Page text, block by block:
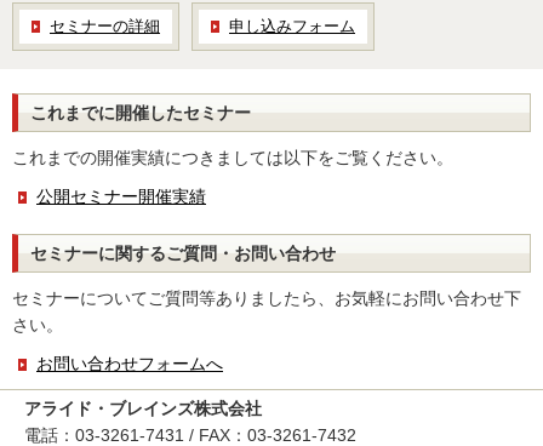
セミナーの詳細 申し込みフォーム
これまでに開催したセミナー
これまでの開催実績につきましては以下をご覧ください。
公開セミナー開催実績
セミナーに関するご質問・お問い合わせ
セミナーについてご質問等ありましたら、お気軽にお問い合わせ下
さい。
お問い合わせフォームへ
アライド・ブレインズ株式会社
電話：03-3261-7431 / FAX：03-3261-7432